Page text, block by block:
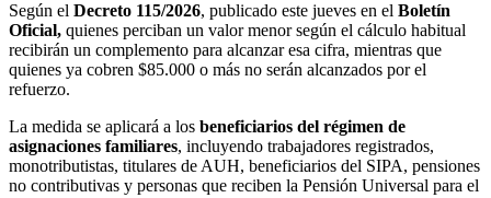
Según el Decreto 115/2026, publicado este jueves en el Boletín
Oficial, quienes perciban un valor menor según el cálculo habitual
recibirán un complemento para alcanzar esa cifra, mientras que
quienes ya cobren $85.000 o más no serán alcanzados por el
refuerzo.
La medida se aplicará a los beneficiarios del régimen de
asignaciones familiares, incluyendo trabajadores registrados,
monotributistas, titulares de AUH, beneficiarios del SIPA, pensiones
no contributivas y personas que reciben la Pensión Universal para el